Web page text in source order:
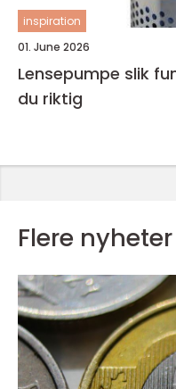
inspiration
01. June 2026
Lensepumpe slik fungerer den og slik velger
du riktig
Flere nyheter